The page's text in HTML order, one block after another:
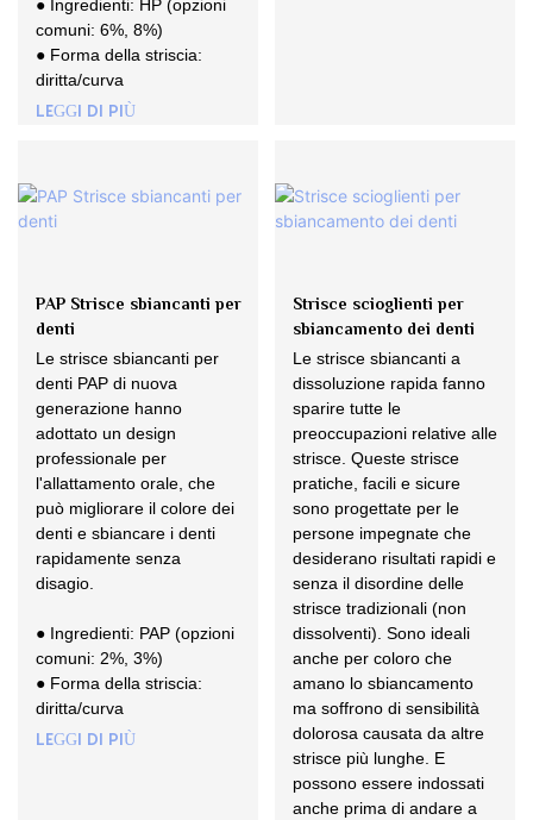
● Ingredienti: HP (opzioni
comuni: 6%, 8%)
● Forma della striscia:
diritta/curva
LEGGI DI PIÙ
PAP Strisce sbiancanti per
denti
Le strisce sbiancanti per
denti PAP di nuova
generazione hanno
adottato un design
professionale per
l'allattamento orale, che
può migliorare il colore dei
denti e sbiancare i denti
rapidamente senza
disagio.
● Ingredienti: PAP (opzioni
comuni: 2%, 3%)
● Forma della striscia:
diritta/curva
LEGGI DI PIÙ
Strisce scioglienti per
sbiancamento dei denti
Le strisce sbiancanti a
dissoluzione rapida fanno
sparire tutte le
preoccupazioni relative alle
strisce. Queste strisce
pratiche, facili e sicure
sono progettate per le
persone impegnate che
desiderano risultati rapidi e
senza il disordine delle
strisce tradizionali (non
dissolventi). Sono ideali
anche per coloro che
amano lo sbiancamento
ma soffrono di sensibilità
dolorosa causata da altre
strisce più lunghe. E
possono essere indossati
anche prima di andare a